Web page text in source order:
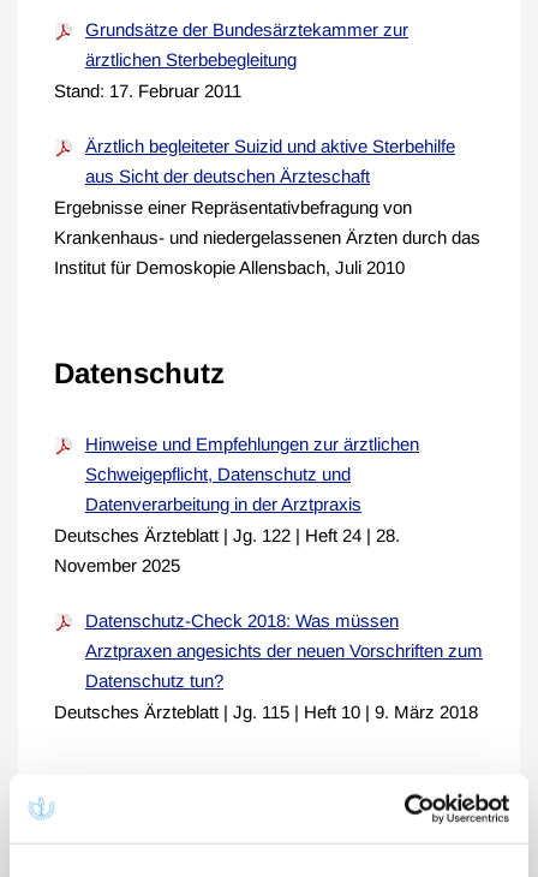
Grundsätze der Bundesärztekammer zur
ärztlichen Sterbebegleitung
Stand: 17. Februar 2011
Ärztlich begleiteter Suizid und aktive Sterbehilfe
aus Sicht der deutschen Ärzteschaft
Ergebnisse einer Repräsentativbefragung von
Krankenhaus- und niedergelassenen Ärzten durch das
Institut für Demoskopie Allensbach, Juli 2010
Datenschutz
Hinweise und Empfehlungen zur ärztlichen
Schweigepflicht, Datenschutz und
Datenverarbeitung in der Arztpraxis
Deutsches Ärzteblatt | Jg. 122 | Heft 24 | 28.
November 2025
Datenschutz-Check 2018: Was müssen
Arztpraxen angesichts der neuen Vorschriften zum
Datenschutz tun?
Deutsches Ärzteblatt | Jg. 115 | Heft 10 | 9. März 2018
Fernbehandlung